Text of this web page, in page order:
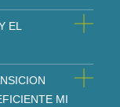
EL
MI